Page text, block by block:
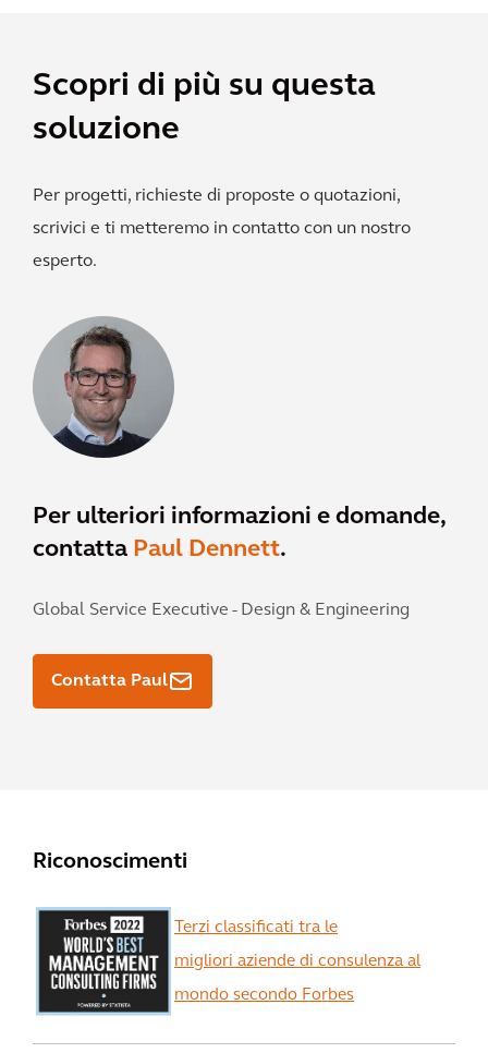
Scopri di più su questa
soluzione
Per progetti, richieste di proposte o quotazioni,
scrivici e ti metteremo in contatto con un nostro
esperto.
Per ulteriori informazioni e domande,
contatta Paul Dennett.
Global Service Executive - Design & Engineering
Contatta Paul
Riconoscimenti
Terzi classificati tra le
migliori aziende di consulenza al
mondo secondo Forbes